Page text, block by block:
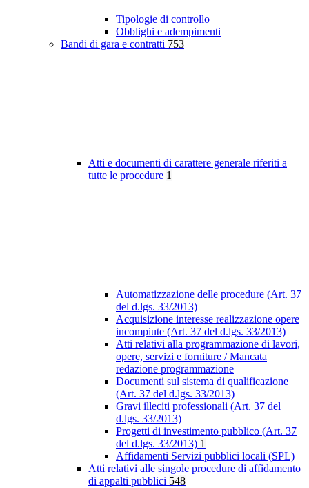
Tipologie di controllo
Obblighi e adempimenti
Bandi di gara e contratti 753
Atti e documenti di carattere generale riferiti a
tutte le procedure 1
Automatizzazione delle procedure (Art. 37
del d.lgs. 33/2013)
Acquisizione interesse realizzazione opere
incompiute (Art. 37 del d.lgs. 33/2013)
Atti relativi alla programmazione di lavori,
opere, servizi e forniture / Mancata
redazione programmazione
Documenti sul sistema di qualificazione
(Art. 37 del d.lgs. 33/2013)
Gravi illeciti professionali (Art. 37 del
d.lgs. 33/2013)
Progetti di investimento pubblico (Art. 37
del d.lgs. 33/2013) 1
Affidamenti Servizi pubblici locali (SPL)
Atti relativi alle singole procedure di affidamento
di appalti pubblici 548